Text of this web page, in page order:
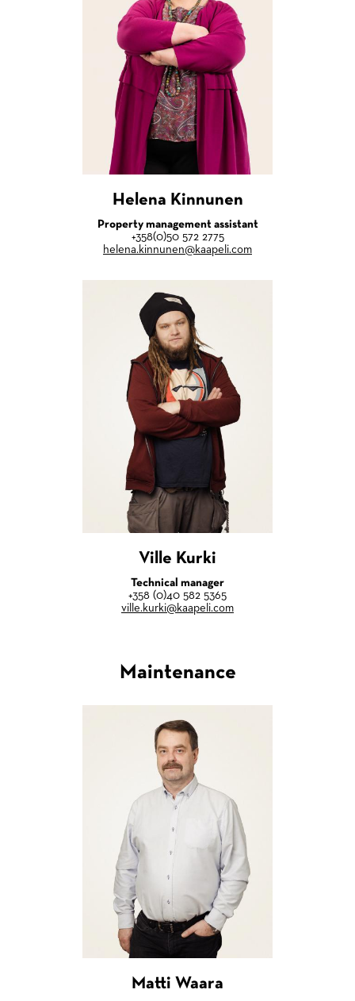
Helena Kinnunen
Property management assistant
+358(0)50 572 2775
helena.kinnunen@kaapeli.com
Ville Kurki
Technical manager
+358 (0)40 582 5365
ville.kurki@kaapeli.com
Maintenance
Matti Waara